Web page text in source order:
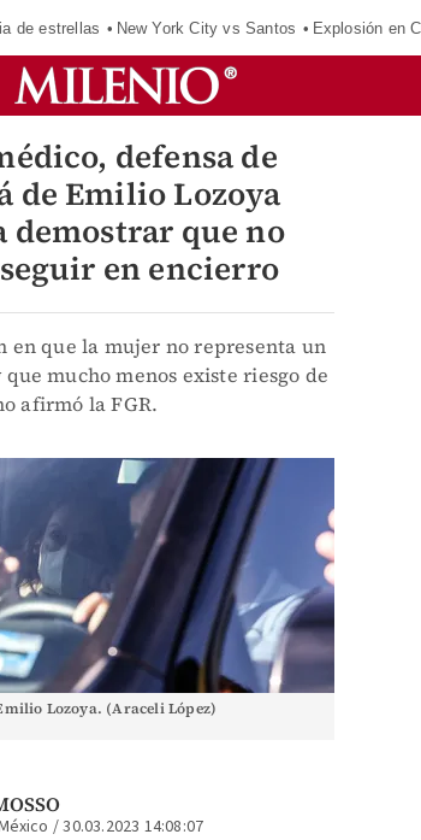
de estrellas New York City vs Santos Explosión en
defensa de
de Emilio Lozoya
demostrar que no
en encierro
en que la mujer no representa un
mucho menos existe riesgo de
afirmó la FGR.
Lozoya. (Araceli López)
/30.03.2023 14:08:07